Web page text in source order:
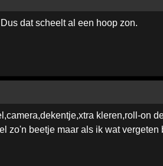
dat scheelt al een hoop zon.
kleren,roll-on
zo'n beetje maar als ik wat vergeten